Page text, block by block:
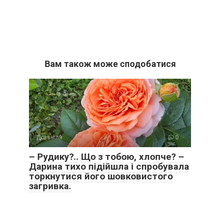
Вам також може сподобатися
Дозвілля 0
– Рудику?.. Що з тобою, хлопче? –
Дарина тихо підійшла і спробувала
торкнутися його шовковистого
загривка.